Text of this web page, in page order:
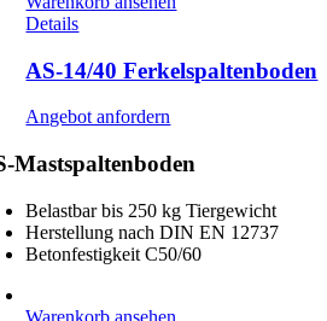
Details
AS-14/40 Ferkelspaltenboden
Angebot anfordern
Mastspaltenboden
Belastbar bis 250 kg Tiergewicht
Herstellung nach DIN EN 12737
Betonfestigkeit C50/60
Warenkorb ansehen